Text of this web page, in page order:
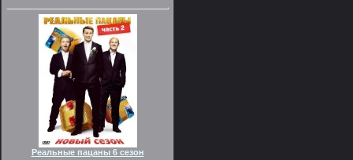
Реальные пацаны 6 сезон